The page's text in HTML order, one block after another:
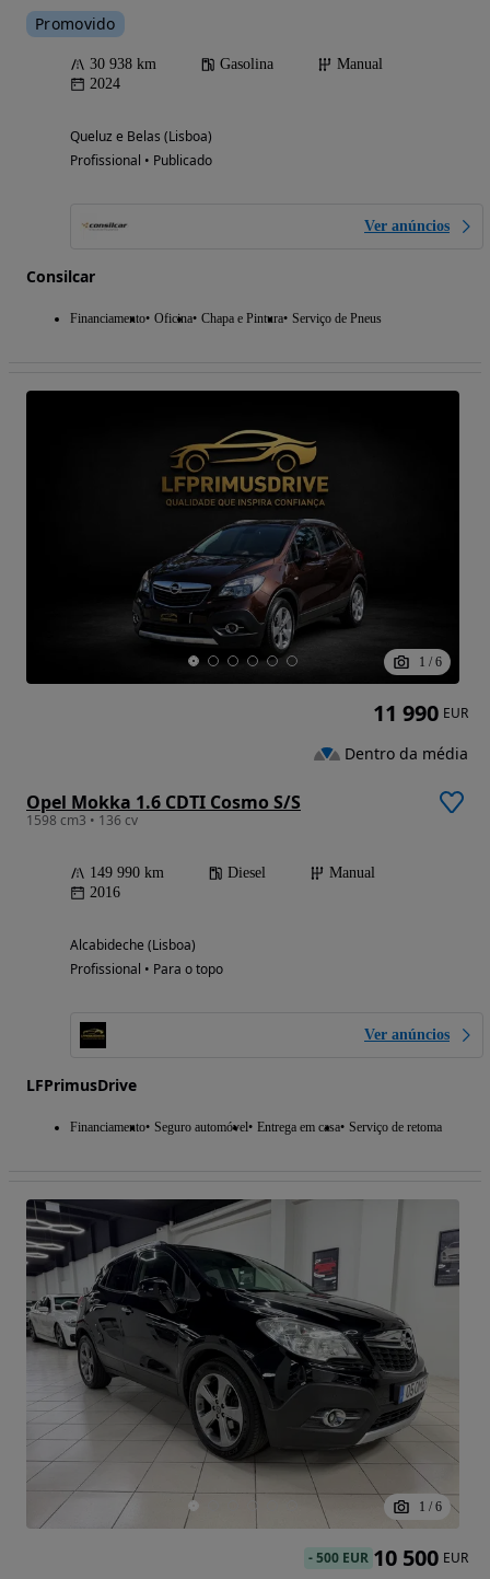
Promovido
30 938 km Gasolina
Manual
2024
Queluz e Belas (Lisboa)
Profissional • Publicado
Ver anúncios
Consilcar
Financiamento Oficina Chapa e Pintura Serviço de Pneus
1 / 6
Opel Mokka 1.6 CDTI Cosmo S/S
1598 cm3 • 136 cv
149 990 km Diesel
Manual
2016
Alcabideche (Lisboa)
Profissional • Para o topo
Ver anúncios
LFPrimusDrive
Financiamento Seguro automóvel Entrega em casa Serviço de retoma
11 990 EUR
Dentro da média
1 / 6
-500 EUR 10 500 EUR